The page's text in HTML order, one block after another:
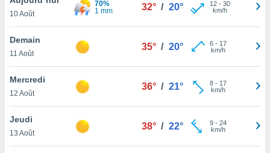
et
»,
au
vous
qu'ils
ou
10 Août
70%
1 mm
32° / 20° 12- 30
km/h
Demain
11 Août
35° / 20° 6- 17
km/h
Mercredi
12 Août
36° / 21° 8- 17
km/h
Jeudi
13 Août
38° / 22° 9- 24
km/h